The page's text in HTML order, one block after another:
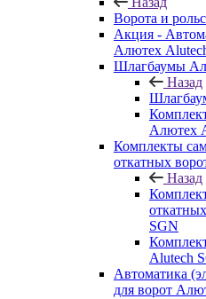
Ворота и
Акция -
Алютех
Шлагбаумы
Назад
Алютех
Комплекты
откатных
Назад
SGN
Alutech
Автоматика
для ворот